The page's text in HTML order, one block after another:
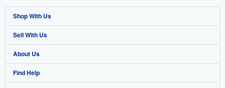
Shop With Us
Advanced Search
Browse Collections
My Account
Sell With Us
Start Selling
Join Our Affiliate Program
About Us
About AbeBooks
Find Help